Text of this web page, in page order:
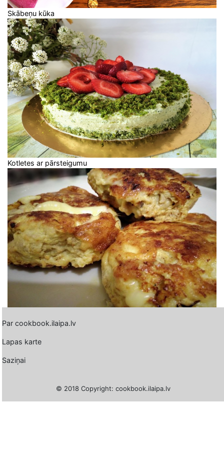
Skābeņu kūka
Kotletes ar pārsteigumu
Par cookbook.ilaipa.lv
Lapas karte
Saziņai
© 2018 Copyright: cookbook.ilaipa.lv